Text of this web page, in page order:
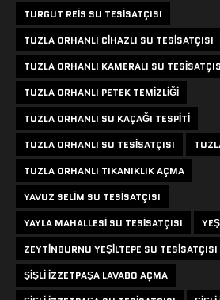
TURGUT REIS SU TESISATÇISI
TUZLA ORHANLI CIHAZLI SU TESISATÇISI
TUZLA ORHANLI KAMERALI SU
TUZLA ORHANLI PETEK TEMIZLIĞI
TUZLA ORHANLI SU KAÇAĞI TESPITI
TUZLA ORHANLI SU TESISATÇISI
TUZLA ORHANLI TIKANIKLIK AÇMA
YAVUZ SELIM SU TESISATÇISI
YAYLA MAHALLESI SU TESISATÇISI
ZEYTINBURNU YEŞILTEPE SU TESISATÇISI
ŞIŞLI IZZETPAŞA LAVABO AÇMA